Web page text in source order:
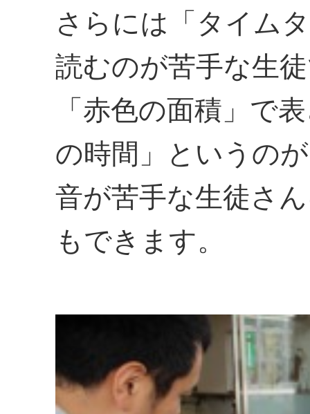
さらには「タイム
読むのが苦手な生
「赤色の面積」で
の時間」というの
音が苦手な生徒さ
もできます。